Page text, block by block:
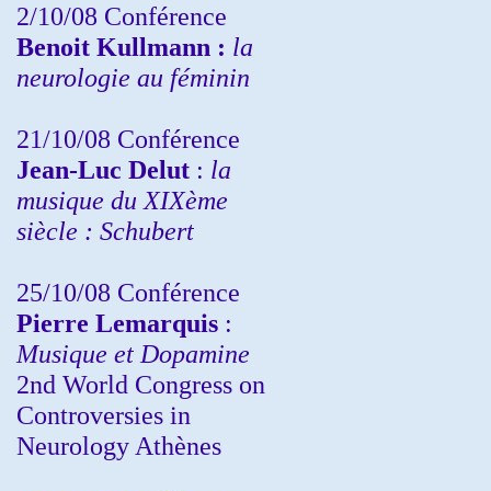
2/10/08 Conférence
Benoit Kullmann : la
neurologie au féminin
21/10/08 Conférence
Jean-Luc Delut : la
musique du XIXème
siècle : Schubert
25/10/08 Conférence
Pierre Lemarquis :
Musique et Dopamine
2nd World Congress on
Controversies in
Neurology Athènes